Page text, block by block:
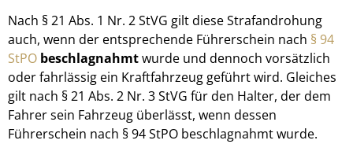
Nach § 21 Abs. 1 Nr. 2 StVG gilt diese Strafandrohung
auch, wenn der entsprechende Führerschein nach § 94
StPO beschlagnahmtwurde und dennoch vorsätzlich
oder fahrlässig ein Kraftfahrzeug geführt wird. Gleiches
gilt nach § 21 Abs. 2 Nr. 3 StVG für den Halter, der dem
Fahrer sein Fahrzeug überlässt, wenn dessen
Führerschein nach § 94 StPO beschlagnahmt wurde.